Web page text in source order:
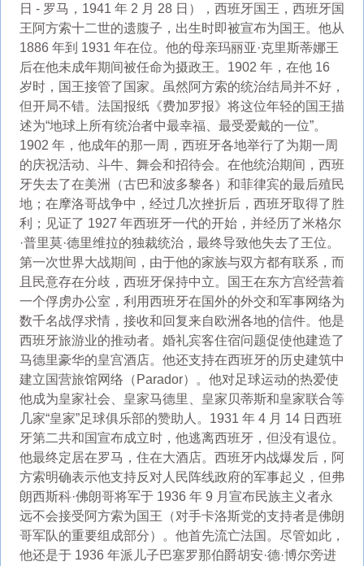
日 - 罗马，1941 年 2 月 28 日），西班牙国王，西班牙国
王阿方索十二世的遗腹子，出生时即被宣布为国王。他从
1886 年到 1931 年在位。他的母亲玛丽亚·克里斯蒂娜王
后在他未成年期间被任命为摄政王。1902 年，在他 16
岁时，国王接管了国家。虽然阿方索的统治结局并不好，
但开局不错。法国报纸《费加罗报》将这位年轻的国王描
述为“地球上所有统治者中最幸福、最受爱戴的一位”。
1902 年，他成年的那一周，西班牙各地举行了为期一周
的庆祝活动、斗牛、舞会和招待会。在他统治期间，西班
牙失去了在美洲（古巴和波多黎各）和菲律宾的最后殖民
地；在摩洛哥战争中，经过几次挫折后，西班牙取得了胜
利；见证了 1927 年西班牙一代的开始，并经历了米格尔
·普里莫·德里维拉的独裁统治，最终导致他失去了王位。
第一次世界大战期间，由于他的家族与双方都有联系，而
且民意存在分歧，西班牙保持中立。国王在东方宫经营着
一个俘虏办公室，利用西班牙在国外的外交和军事网络为
数千名战俘求情，接收和回复来自欧洲各地的信件。他是
西班牙旅游业的推动者。婚礼宾客住宿问题促使他建造了
马德里豪华的皇宫酒店。他还支持在西班牙的历史建筑中
建立国营旅馆网络（Parador）。他对足球运动的热爱使
他成为皇家社会、皇家马德里、皇家贝蒂斯和皇家联合等
几家“皇家”足球俱乐部的赞助人。1931 年 4 月 14 日西班
牙第二共和国宣布成立时，他逃离西班牙，但没有退位。
他最终定居在罗马，住在大酒店。西班牙内战爆发后，阿
方索明确表示他支持反对人民阵线政府的军事起义，但弗
朗西斯科·佛朗哥将军于 1936 年 9 月宣布民族主义者永
远不会接受阿方索为国王（对手卡洛斯党的支持者是佛朗
哥军队的重要组成部分）。他首先流亡法国。尽管如此，
他还是于 1936 年派儿子巴塞罗那伯爵胡安·德·博尔旁进